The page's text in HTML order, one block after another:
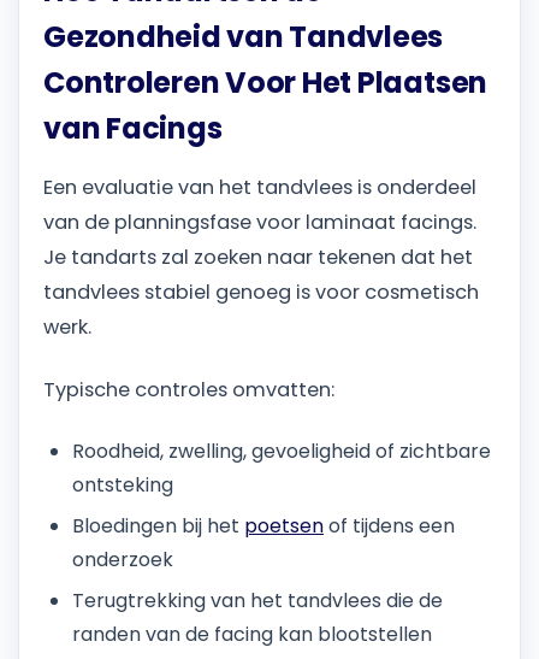
Gezondheid van Tandvlees
Controleren Voor Het Plaatsen
van Facings
Een evaluatie van het tandvlees is onderdeel
van de planningsfase voor laminaat facings.
Je tandarts zal zoeken naar tekenen dat het
tandvlees stabiel genoeg is voor cosmetisch
werk.
Typische controles omvatten:
Roodheid, zwelling, gevoeligheid of zichtbare
ontsteking
Bloedingen bij het poetsenof tijdens een
onderzoek
Terugtrekking van het tandvlees die de
randen van de facing kan blootstellen